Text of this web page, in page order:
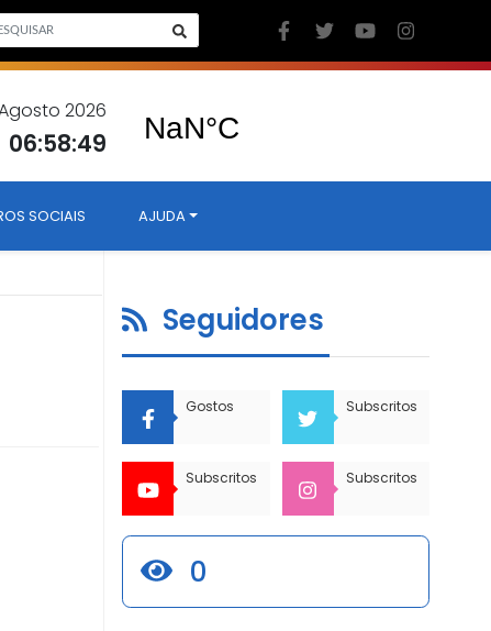
2026
06:58:50
SOCIAIS AJUDA
Seguidores
Gostos Subscritos
Subscritos Subscritos
0